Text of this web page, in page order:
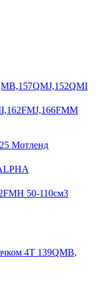
Мотленд
50-110см3
4Т 139QMB,